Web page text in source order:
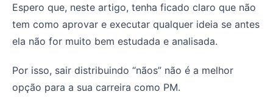
Espero que, neste artigo, tenha ficado claro que não
tem como aprovar e executar qualquer ideia se antes
ela não for muito bem estudada e analisada.
Por isso, sair distribuindo “nãos” não é a melhor
opção para a sua carreira como PM.